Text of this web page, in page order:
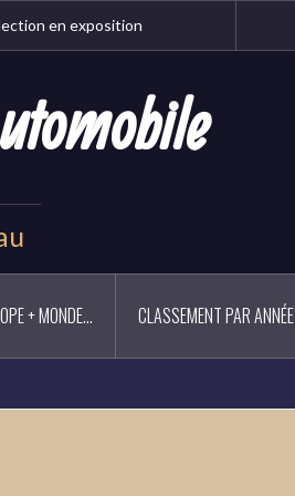
en exposition
+ MONDE… CLASSEMENT PAR ANNÉE